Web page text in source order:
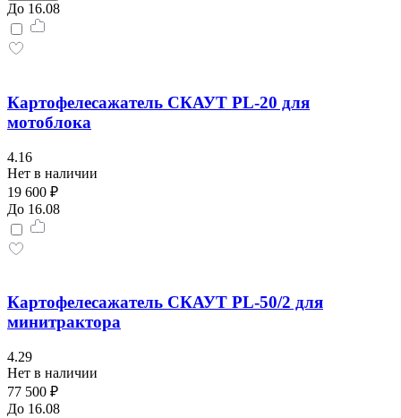
До 16.08
Картофелесажатель СКАУТ PL-20 для
мотоблока
4.16
Нет в наличии
19 600 ₽
До 16.08
Картофелесажатель СКАУТ PL-50/2 для
минитрактора
4.29
Нет в наличии
77 500 ₽
До 16.08